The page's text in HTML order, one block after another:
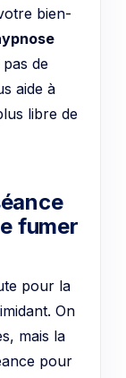
bien-
de
aide à
libre de
fumer
pour la
On
mais la
pour